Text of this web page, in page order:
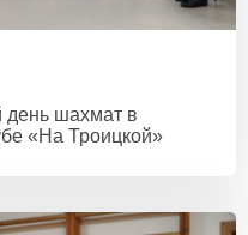
шахмат в
«На Троицкой»